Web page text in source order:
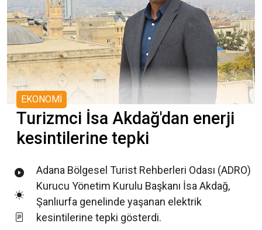
EKONOMİ
Turizmci İsa Akdağ'dan enerji
kesintilerine tepki
Adana Bölgesel Turist Rehberleri Odası (ADRO)
Kurucu Yönetim Kurulu Başkanı İsa Akdağ,
Şanlıurfa genelinde yaşanan elektrik
kesintilerine tepki gösterdi.